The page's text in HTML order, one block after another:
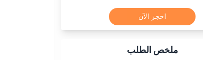
احجز الآن
ملخص الطلب